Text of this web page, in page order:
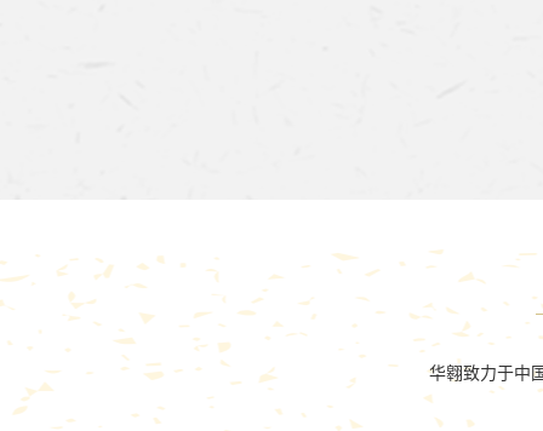
华翱致力于中